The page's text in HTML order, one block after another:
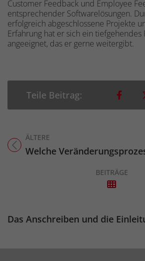
Customer Feedback und Employee
entsprechender Softwarelösungen.
erfolgreich abgeschlossene Projekte
Erfahrung hat er sich ein tiefgehendes
angeeignet, das er gerne weitergibt.
Teile Beitrag:
ÄLTERE
Titel für Beitrag
Welche Veränderungsprozesse laufen
BEITRÄGE
Titel für Beitrag
Das Anschreiben und die Einleitung einer